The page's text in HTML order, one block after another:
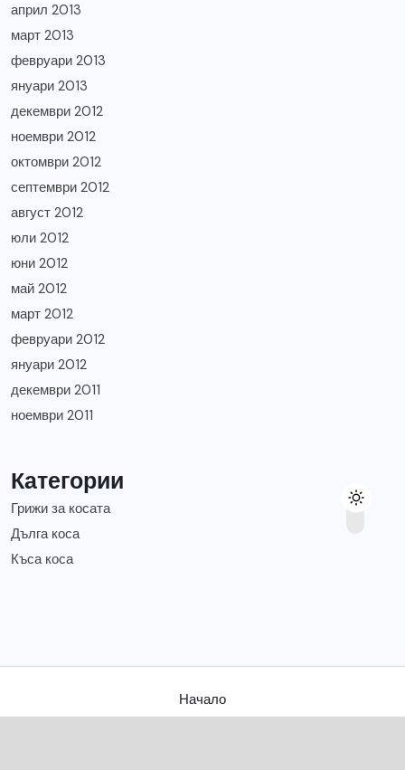
април 2013
март 2013
февруари 2013
януари 2013
декември 2012
ноември 2012
октомври 2012
септември 2012
август 2012
юли 2012
юни 2012
май 2012
март 2012
февруари 2012
януари 2012
декември 2011
ноември 2011
Категории
Грижи за косата
Дълга коса
Къса коса
Начало